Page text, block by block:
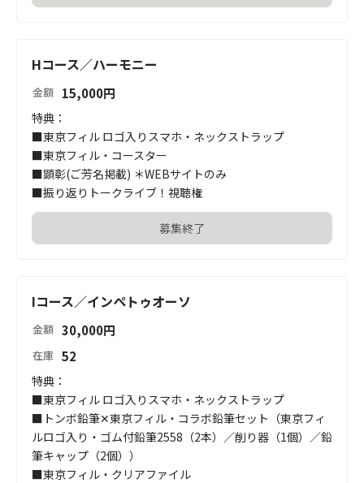
Hコース／ハーモニー
金額 15,000円
特典：
■東京フィル ロゴ入りスマホ・ネックストラップ
■東京フィル・コースター
■顕彰(ご芳名掲載) ＊WEBサイトのみ
■振り返りトークライブ！視聴権
募集終了
Iコース／インペトゥオーソ
金額 30,000円
在庫 52
特典：
■東京フィル ロゴ入りスマホ・ネックストラップ
■トンボ鉛筆✕東京フィル・コラボ鉛筆セット（東京フィ
ルロゴ入り・ゴム付鉛筆2558（2本）／削り器（1個）／鉛
筆キャップ（2個））
■東京フィル・クリアファイル